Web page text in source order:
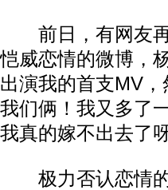
前日，有网友再
恺威恋情的微博，
出演我的首支MV
我们俩！我又多了
我真的嫁不出去了
极力否认恋情的